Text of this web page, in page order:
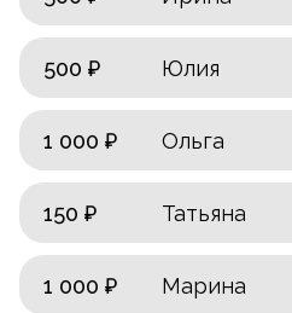
500 ₽ Юлия
1 000 ₽ Ольга
150 ₽ Татьяна
1 000 ₽ Марина